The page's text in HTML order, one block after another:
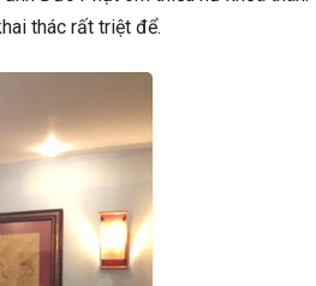
thác rất triệt để.